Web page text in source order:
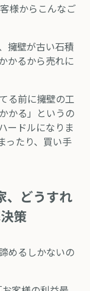
様からこんなご
擁壁が古い石積
かるから売れに
る前に擁壁の工
かる」というの
ードルになりま
ったり、買い手
、どうすれ
策
めるしかないの